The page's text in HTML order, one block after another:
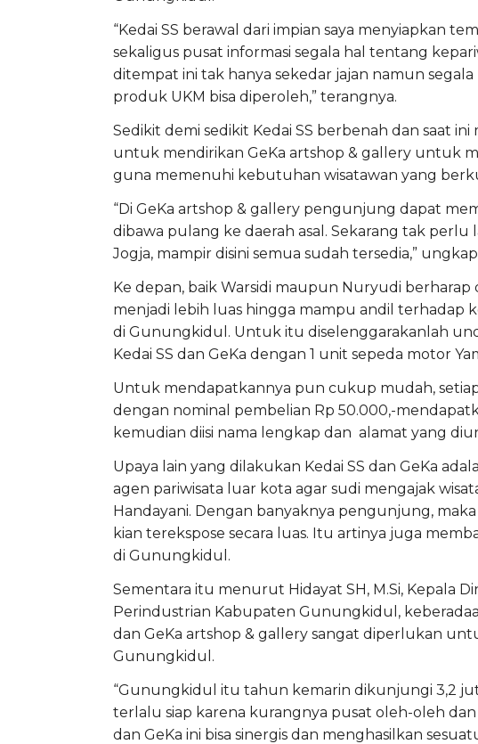
“Kedai SS berawal dari impian saya menyiapkan
sekaligus pusat informasi segala hal tentang
ditempat ini tak hanya sekedar jajan namun
produk UKM bisa diperoleh,” terangnya.
Sedikit demi sedikit Kedai SS berbenah dan saat
untuk mendirikan GeKa artshop & gallery untuk
guna memenuhi kebutuhan wisatawan yang
“Di GeKa artshop & gallery pengunjung dapat
dibawa pulang ke daerah asal. Sekarang tak
Jogja, mampir disini semua sudah tersedia,”
Ke depan, baik Warsidi maupun Nuryudi berharap
menjadi lebih luas hingga mampu andil terhadap
di Gunungkidul. Untuk itu diselenggarakanlah
Kedai SS dan GeKa dengan 1 unit sepeda motor
Untuk mendapatkannya pun cukup mudah, setiap
dengan nominal pembelian Rp 50.000,-
kemudian diisi nama lengkap dan alamat yang
Upaya lain yang dilakukan Kedai SS dan GeKa
agen pariwisata luar kota agar sudi mengajak
Handayani. Dengan banyaknya pengunjung,
kian terekspose secara luas. Itu artinya juga
di Gunungkidul.
Sementara itu menurut Hidayat SH, M.Si, Kepala
Perindustrian Kabupaten Gunungkidul,
dan GeKa artshop & gallery sangat diperlukan
Gunungkidul.
“Gunungkidul itu tahun kemarin dikunjungi 3,2
terlalu siap karena kurangnya pusat oleh-oleh
dan GeKa ini bisa sinergis dan menghasilkan